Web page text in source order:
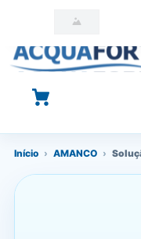
O que você está
Início › AMANCO ›